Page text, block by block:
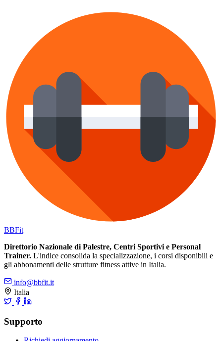
BBFit
Direttorio Nazionale di Palestre, Centri Sportivi e Personal
Trainer. L'indice consolida la specializzazione, i corsi disponibili e
gli abbonamenti delle strutture fitness attive in Italia.
info@bbfit.it
Italia
Supporto